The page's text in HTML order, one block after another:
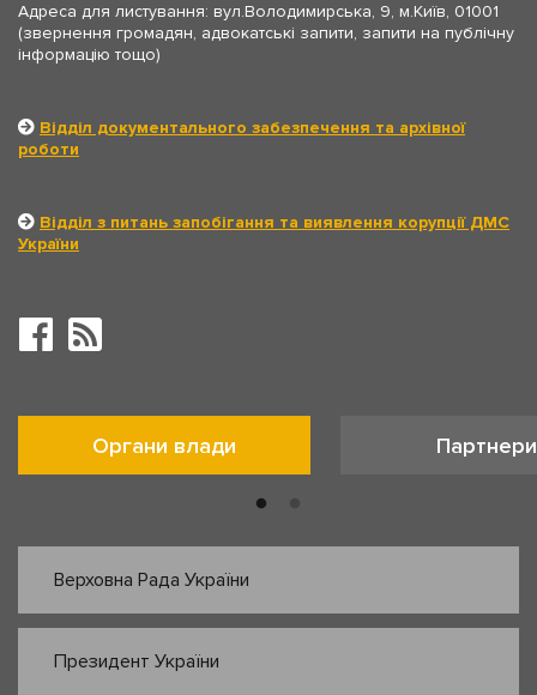
Адреса для листування: вул.Володимирська, 9, м.Київ, 01001
(звернення громадян, адвокатські запити, запити на публічну
інформацію тощо)
Відділ документального забезпечення та архівної
роботи
Відділ з питань запобігання та виявлення корупції ДМС
України
Органи влади Партнери
Верховна Рада України
Президент України